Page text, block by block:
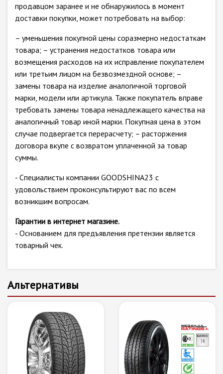
продавцом заранее и не обнаружилось в момент
доставки покупки, может потребовать на выбор:
– уменьшения покупной цены соразмерно недостаткам
товара; – устранения недостатков товара или
возмещения расходов на их исправление покупателем
или третьим лицом на безвозмездной основе; –
замены товара на изделие аналогичной торговой
марки, модели или артикула. Также покупатель вправе
требовать замены товара ненадлежащего качества на
аналогичный товар иной марки. Покупная цена в этом
случае подвергается перерасчету; – расторжения
договора вкупе с возвратом уплаченной за товар
суммы.
- Специалисты компании GOODSHINA23 с
удовольствием проконсультируют вас по всем
возникшим вопросам.
Гарантии в интернет магазине.
- Основанием для предъявления претензии является
товарный чек.
Альтернативы